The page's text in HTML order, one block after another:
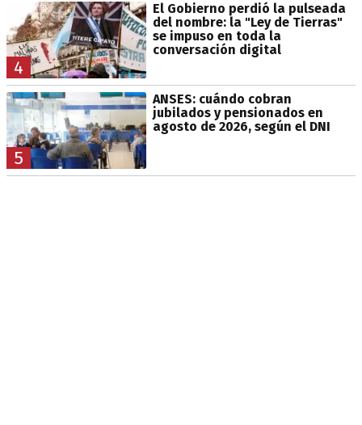
4
El Gobierno perdió la pulseada
del nombre: la "Ley de Tierras"
se impuso en toda la
conversación digital
5
ANSES: cuándo cobran
jubilados y pensionados en
agosto de 2026, según el DNI